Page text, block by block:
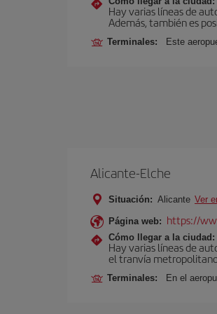
Hay varias líneas de
Además, también es
Terminales: Este
Alicante-Elche
Situación: Alicante Ver
Página web: https://
Cómo llegar a la ciudad:
Hay varias líneas de
el tranvía
Terminales: En el